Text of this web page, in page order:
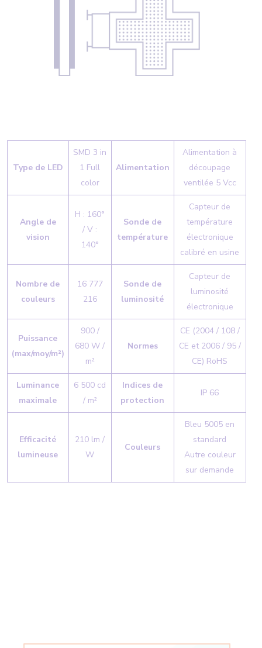
Type de LED
SMD 3 in
1 Full
color
Alimentation
Alimentation à
découpage
ventilée 5 Vcc
Angle de
vision
H : 160°
/ V :
140°
Sonde de
température
Capteur de
température
électronique
calibré en usine
Nombre de
couleurs
16 777
216
Sonde de
luminosité
Capteur de
luminosité
électronique
Puissance
(max/moy/m²)
900 /
680 W /
m²
Normes
CE (2004 / 108 /
CE et 2006 / 95 /
CE) RoHS
Luminance
maximale
6 500 cd
/ m²
Indices de
protection
IP 66
Efficacité
lumineuse
210 lm /
W
Couleurs
Bleu 5005 en
standard
Autre couleur
sur demande